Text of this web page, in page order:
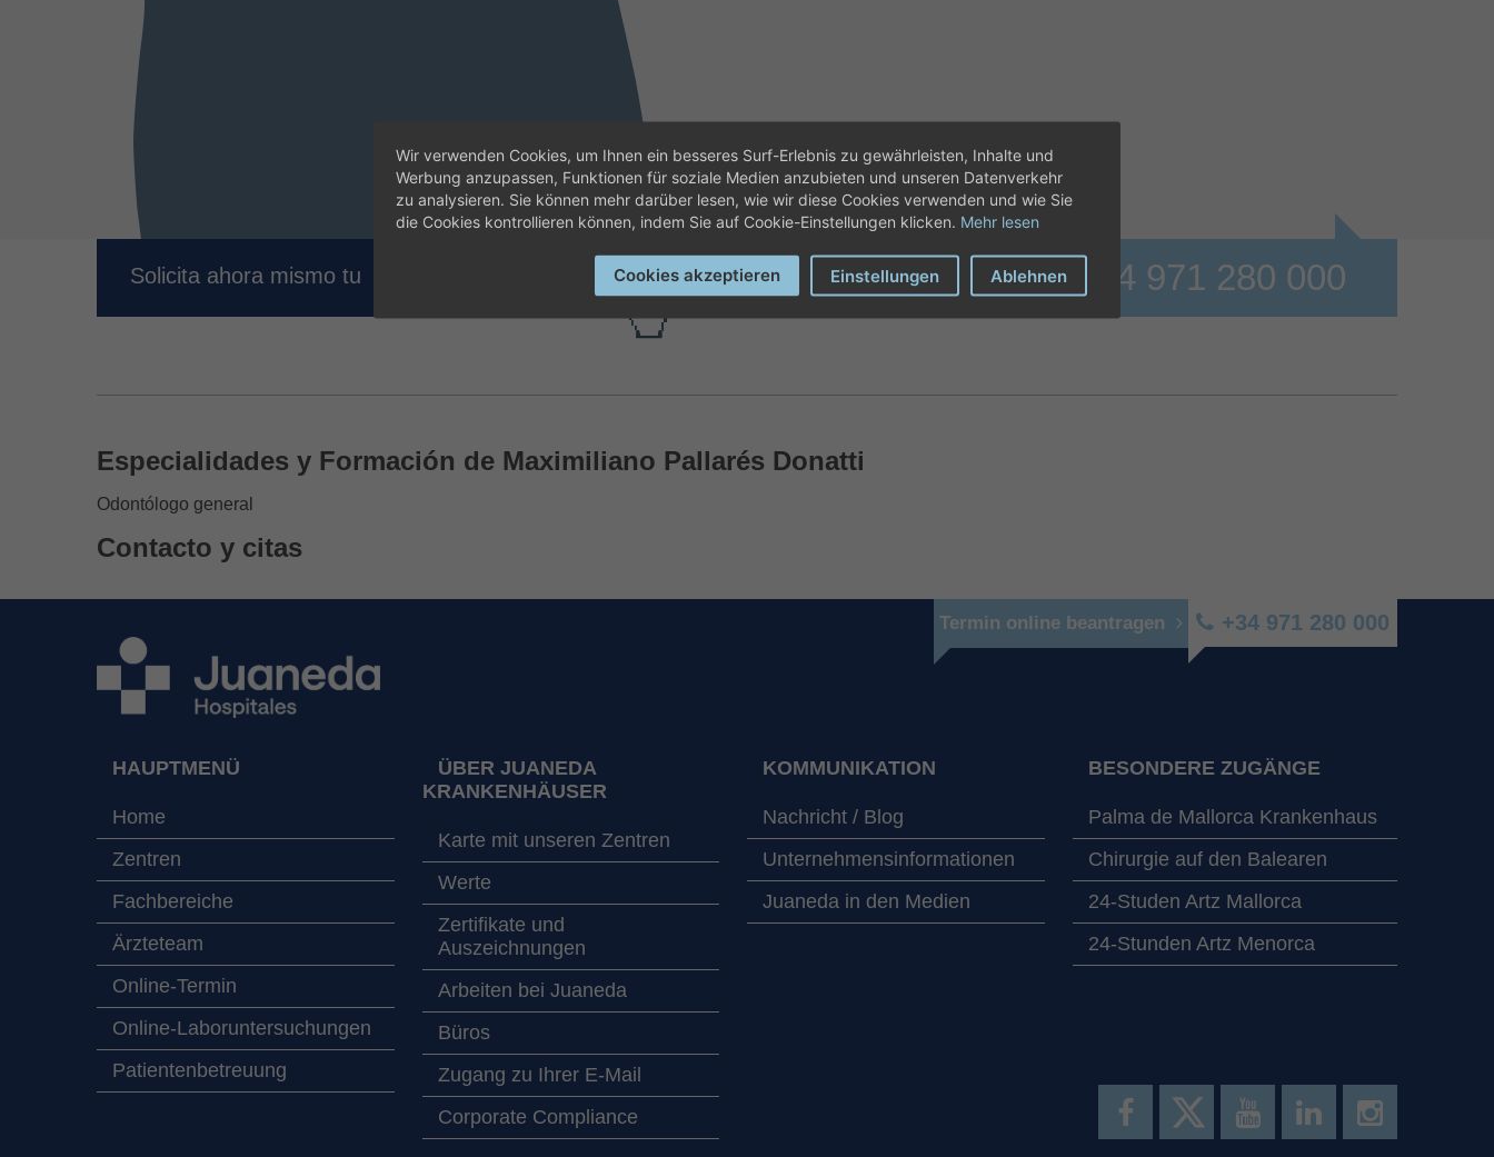
Solicita ahora mismo tu o llamando al teléfono +34 971 280 000
Especialidades y Formación de Maximiliano Pallarés Donatti
Odontólogo general
Contacto y citas
Termin online beantragen +34 971 280 000
HAUPTMENÜ
Home
Zentren
Fachbereiche
Ärzteteam
Online-Termin
Online-Laboruntersuchungen
Patientenbetreuung
ÜBER JUANEDA
KRANKENHÄUSER
Karte mit unseren Zentren
Werte
Zertifikate und
Auszeichnungen
Arbeiten bei Juaneda
Büros
Zugang zu Ihrer E-Mail
Corporate Compliance
KOMMUNIKATION
Nachricht / Blog
Unternehmensinformationen
Juaneda in den Medien
BESONDERE ZUGÄNGE
Palma de Mallorca Krankenhaus
Chirurgie auf den Balearen
24-Studen Artz Mallorca
24-Stunden Artz Menorca
Wir verwenden Cookies, um Ihnen ein besseres Surf-Erlebnis zu gewährleisten, Inhalte und
Werbung anzupassen, Funktionen für soziale Medien anzubieten und unseren Datenverkehr
zu analysieren. Sie können mehr darüber lesen, wie wir diese Cookies verwenden und wie Sie
die Cookies kontrollieren können, indem Sie auf Cookie-Einstellungen klicken. Mehr lesen
Cookies akzeptieren Einstellungen Ablehnen